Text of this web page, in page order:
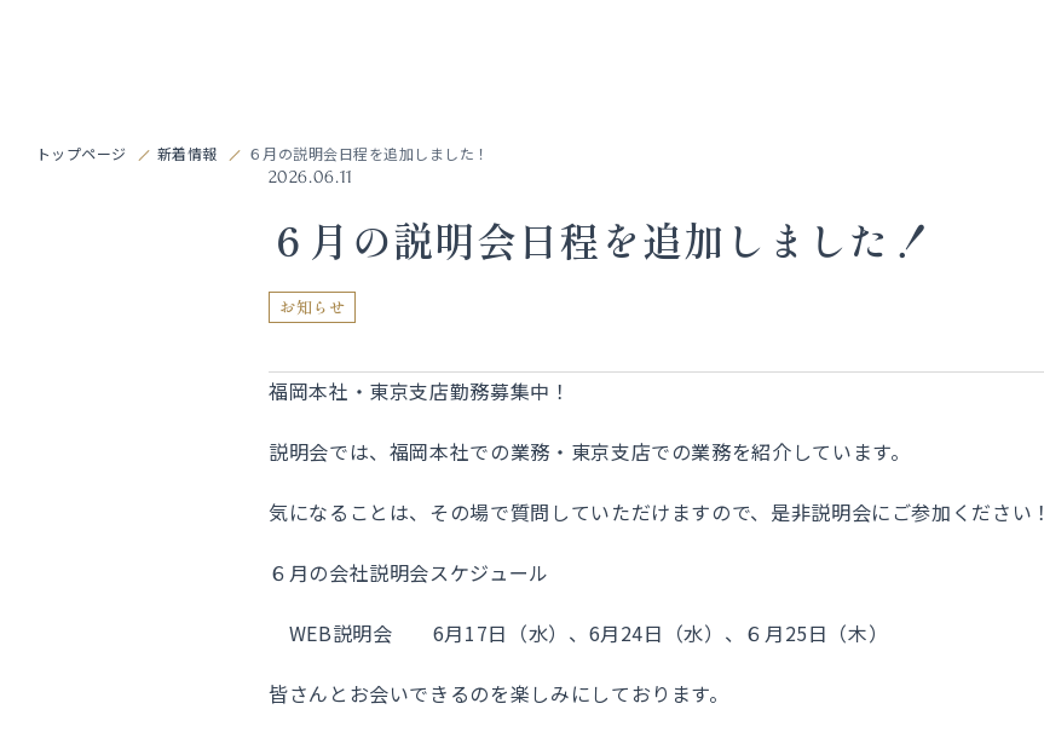
トップページ 新着情報 ６月の説明会日程を追加しました！
2026.06.11
６月の説明会日程を追加しました！
お知らせ
福岡本社・東京支店勤務募集中！
説明会では、福岡本社での業務・東京支店での業務を紹介しています。
気になることは、その場で質問していただけますので、是非説明会にご参加ください！
６月の会社説明会スケジュール
WEB説明会 6月17日（水）、6月24日（水）、６月25日（木）
皆さんとお会いできるのを楽しみにしております。